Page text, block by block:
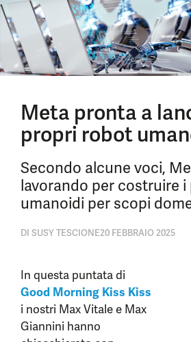
Meta pronta a
propri robot
Secondo alcune voci,
lavorando per costruire
umanoidi per scopi
DI SUSY TESCIONE20 FEBBRAIO 2025
In questa puntata di
Good Morning Kiss Kiss
i nostri Max Vitale e Max
Giannini hanno